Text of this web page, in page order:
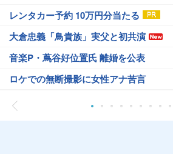
レンタカー予約 10万円分当たる
大倉忠義「鳥貴族」実父と初共演
音楽P・蔦谷好位置氏 離婚を公表
ロケでの無断撮影に女性アナ苦言